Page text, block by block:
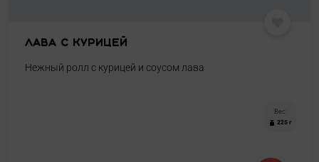
Лава с курицей
Нежный ролл с курицей и соусом лава
Вес:
225 г